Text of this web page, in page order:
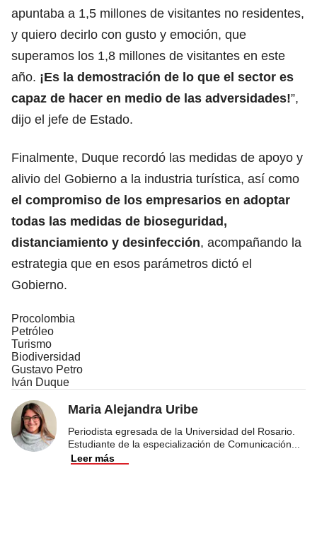
apuntaba a 1,5 millones de visitantes no residentes,
y quiero decirlo con gusto y emoción, que
superamos los 1,8 millones de visitantes en este
año. ¡Es la demostración de lo que el sector es
capaz de hacer en medio de las adversidades!”,
dijo el jefe de Estado.
Finalmente, Duque recordó las medidas de apoyo y
alivio del Gobierno a la industria turística, así como
el compromiso de los empresarios en adoptar
todas las medidas de bioseguridad,
distanciamiento y desinfección, acompañando la
estrategia que en esos parámetros dictó el
Gobierno.
Procolombia
Petróleo
Turismo
Biodiversidad
Gustavo Petro
Iván Duque
Maria Alejandra Uribe
Periodista egresada de la Universidad del Rosario.
Estudiante de la especialización de Comunicación
Leer más